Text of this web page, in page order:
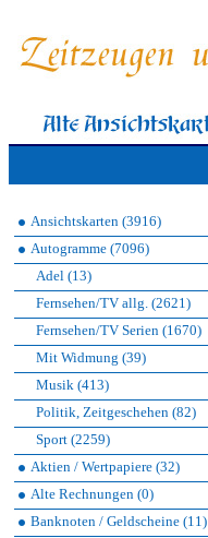
Ansichtskarten (3916)
Autogramme (7096)
Adel (13)
Fernsehen/TV allg. (2621)
Fernsehen/TV Serien (1670)
Mit Widmung (39)
Musik (413)
Politik, Zeitgeschehen (82)
Sport (2259)
Aktien / Wertpapiere (32)
Alte Rechnungen (0)
Banknoten / Geldscheine (11)